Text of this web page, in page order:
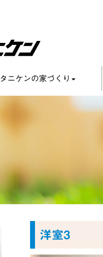
タニケンの家づくり
洋室3